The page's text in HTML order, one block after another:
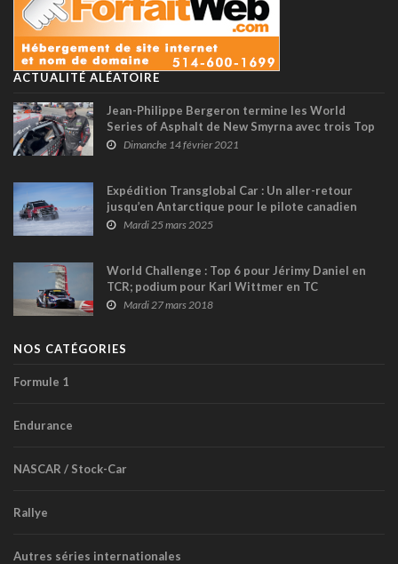
ACTUALITÉ ALÉATOIRE
Jean-Philippe Bergeron termine les World
Series of Asphalt de New Smyrna avec trois Top
6
Dimanche 14 février 2021
Expédition Transglobal Car : Un aller-retour
jusqu’en Antarctique pour le pilote canadien
Andrew Comrie-Picard et 9 autres explorateurs !
Mardi 25 mars 2025
World Challenge : Top 6 pour Jérimy Daniel en
TCR; podium pour Karl Wittmer en TC
Mardi 27 mars 2018
NOS CATÉGORIES
Formule 1
Endurance
NASCAR / Stock-Car
Rallye
Autres séries internationales